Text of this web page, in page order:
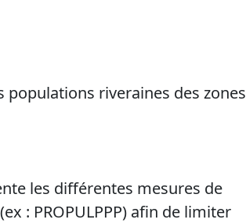
populations riveraines des zones
les différentes mesures de
: PROPULPPP) afin de limiter